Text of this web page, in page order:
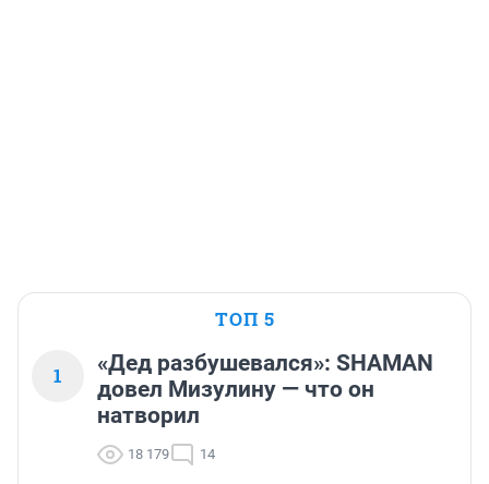
ТОП 5
1
«Дед разбушевался»: SHAMAN
довел Мизулину — что он
натворил
18 179 14